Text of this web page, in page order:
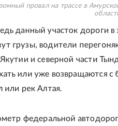
провал на трассе в
данный участок дороги в
грузы, водители
и северной части
или уже возвращаются с
или рек Алтая.
федеральной